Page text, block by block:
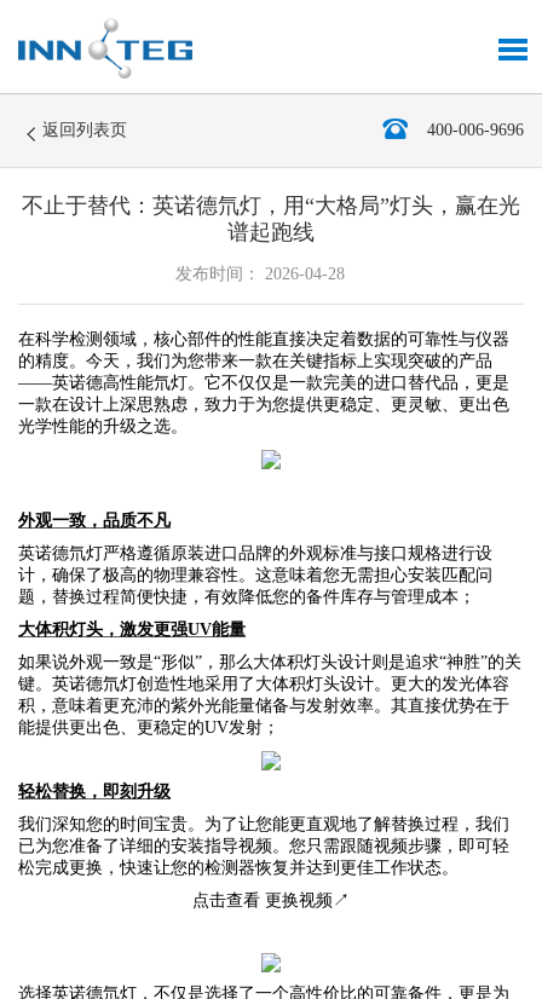
返回列表页 400-006-9696
不止于替代：英诺德氘灯，用“大格局”灯头，赢在光
谱起跑线
发布时间： 2026-04-28
在科学检测领域，核心部件的性能直接决定着数据的可靠性与仪器
的精度。今天，我们为您带来一款在关键指标上实现突破的产品
——英诺德高性能氘灯。它不仅仅是一款完美的进口替代品，更是
一款在设计上深思熟虑，致力于为您提供更稳定、更灵敏、更出色
光学性能的升级之选。
外观一致，品质不凡
英诺德氘灯严格遵循原装进口品牌的外观标准与接口规格进行设
计，确保了极高的物理兼容性。这意味着您无需担心安装匹配问
题，替换过程简便快捷，有效降低您的备件库存与管理成本；
大体积灯头，激发更强UV能量
如果说外观一致是“形似”，那么大体积灯头设计则是追求“神胜”的关
键。英诺德氘灯创造性地采用了大体积灯头设计。更大的发光体容
积，意味着更充沛的紫外光能量储备与发射效率。其直接优势在于
能提供更出色、更稳定的UV发射；
轻松替换，即刻升级
我们深知您的时间宝贵。为了让您能更直观地了解替换过程，我们
已为您准备了详细的安装指导视频。您只需跟随视频步骤，即可轻
松完成更换，快速让您的检测器恢复并达到更佳工作状态。
点击查看 更换视频↗
选择英诺德氘灯，不仅是选择了一个高性价比的可靠备件，更是为